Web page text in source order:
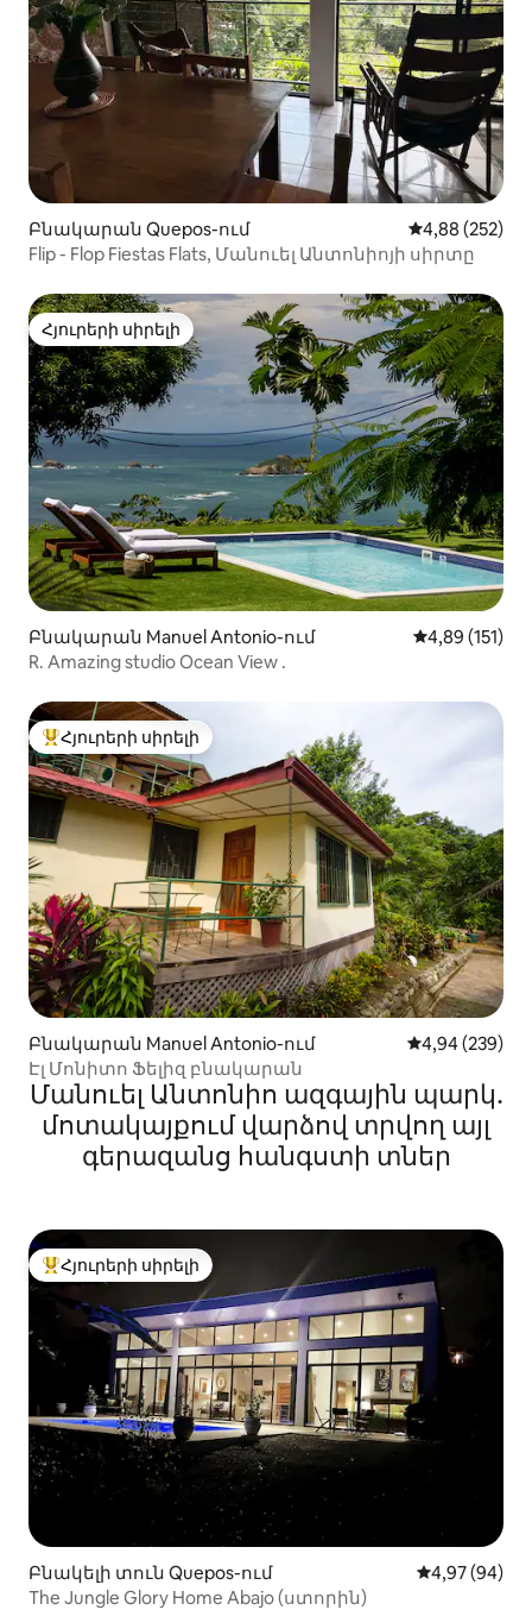
Բնակարան Quepos-ում Միջին
4,88 (252)
Flip - Flop Fiestas Flats, Մանուել Անտոնիոյի սիրտը
Հյուրերի սիրելի
Հյուրերի սիրելի
Բնակարան Manuel Antonio-ում Միջին
4,89 (151)
R. Amazing studio Ocean View .
Հյուրերի սիրելի լավագույն տները
Հյուրերի սիրելի
Բնակարան Manuel Antonio-ում Միջին
4,94 (239)
Էլ Մոնիտո Ֆելիզ բնակարան
Մանուել Անտոնիո ազգային պարկ․
մոտակայքում վարձով տրվող այլ
գերազանց հանգստի տներ
Հյուրերի սիրելի լավագույն տները
Հյուրերի սիրելի
Բնակելի տուն Quepos-ում Միջին
4,97 (94)
The Jungle Glory Home Abajo (ստորին)